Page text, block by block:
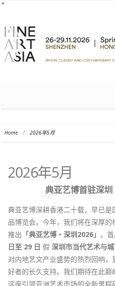
Home / 2026年5月
2026年5月
典亚艺博首驻深
典亚艺博深耕香港二十载，早已
品博览会。今年，我们将在深厚
推出 「典亚艺博‧深圳2026」。
日至 29 日 假深圳市当代艺术与
对内地艺文产业盛势的热烈回响
好者的长久支持。我们期待在此
这座引领亚洲艺术市场的全新里程